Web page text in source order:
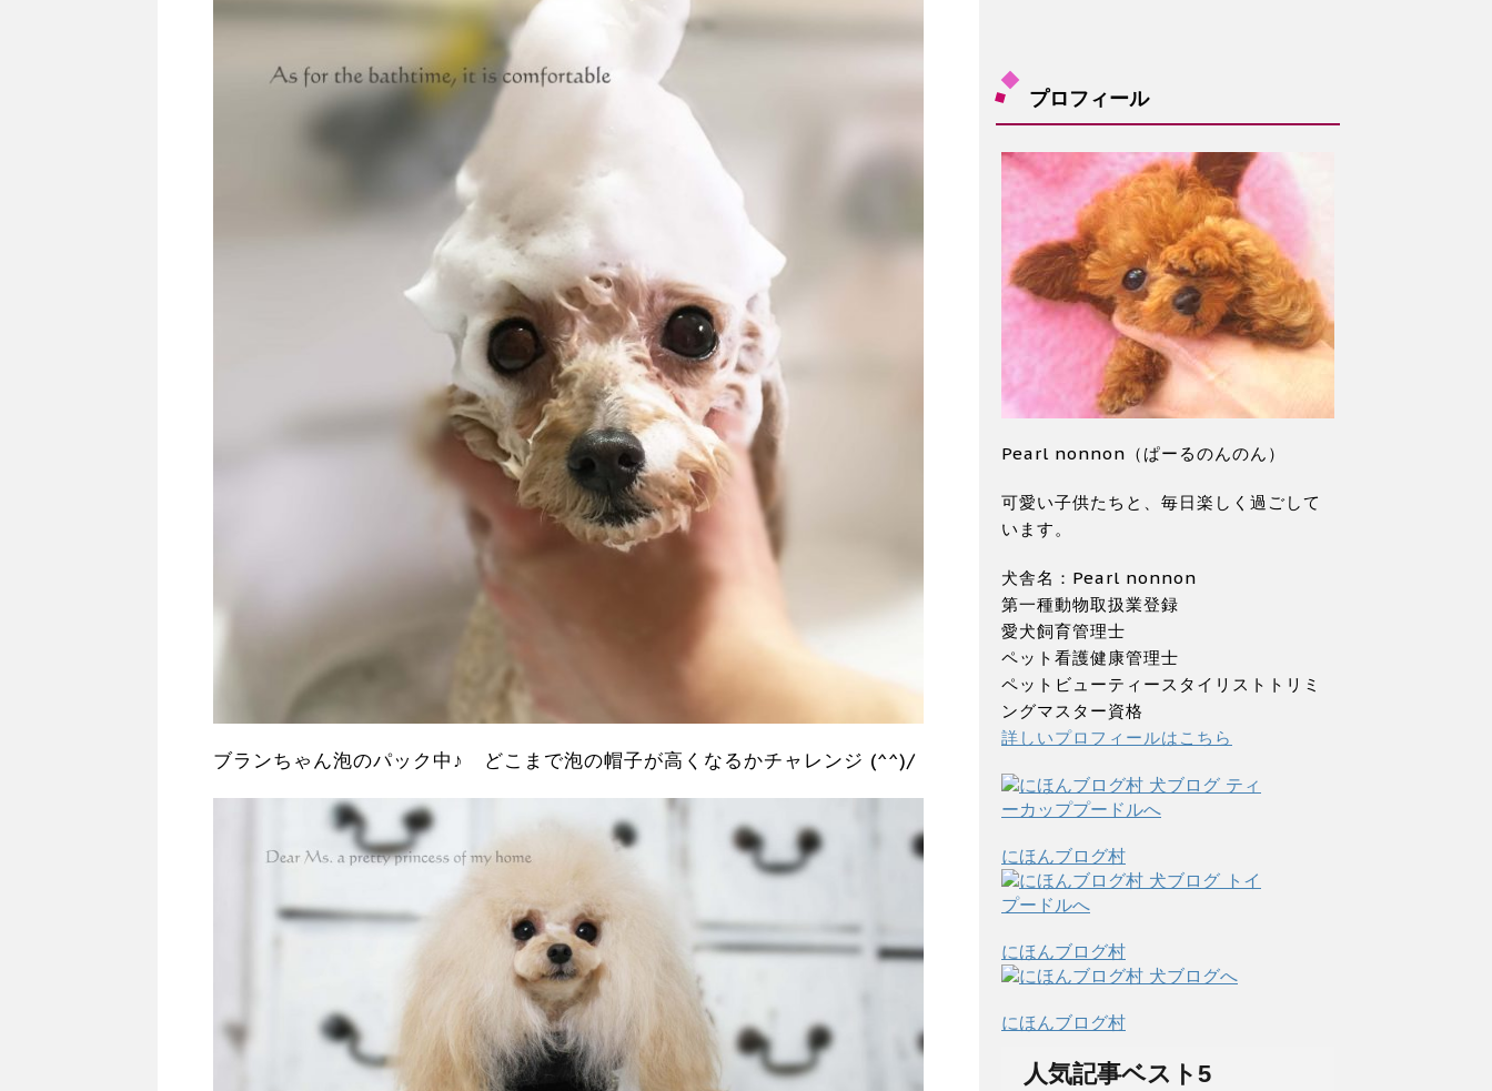
ブランちゃん泡のパック中♪ どこまで泡の帽子が高くなるかチャレンジ (^^)/
プロフィール
Pearl nonnon（ぱーるのんのん）
可愛い子供たちと、毎日楽しく過ごして
います。
犬舎名：Pearl nonnon
第一種動物取扱業登録
愛犬飼育管理士
ペット看護健康管理士
ペットビューティースタイリストトリミ
ングマスター資格
詳しいプロフィールはこちら
にほんブログ村
にほんブログ村
にほんブログ村
人気記事ベスト5